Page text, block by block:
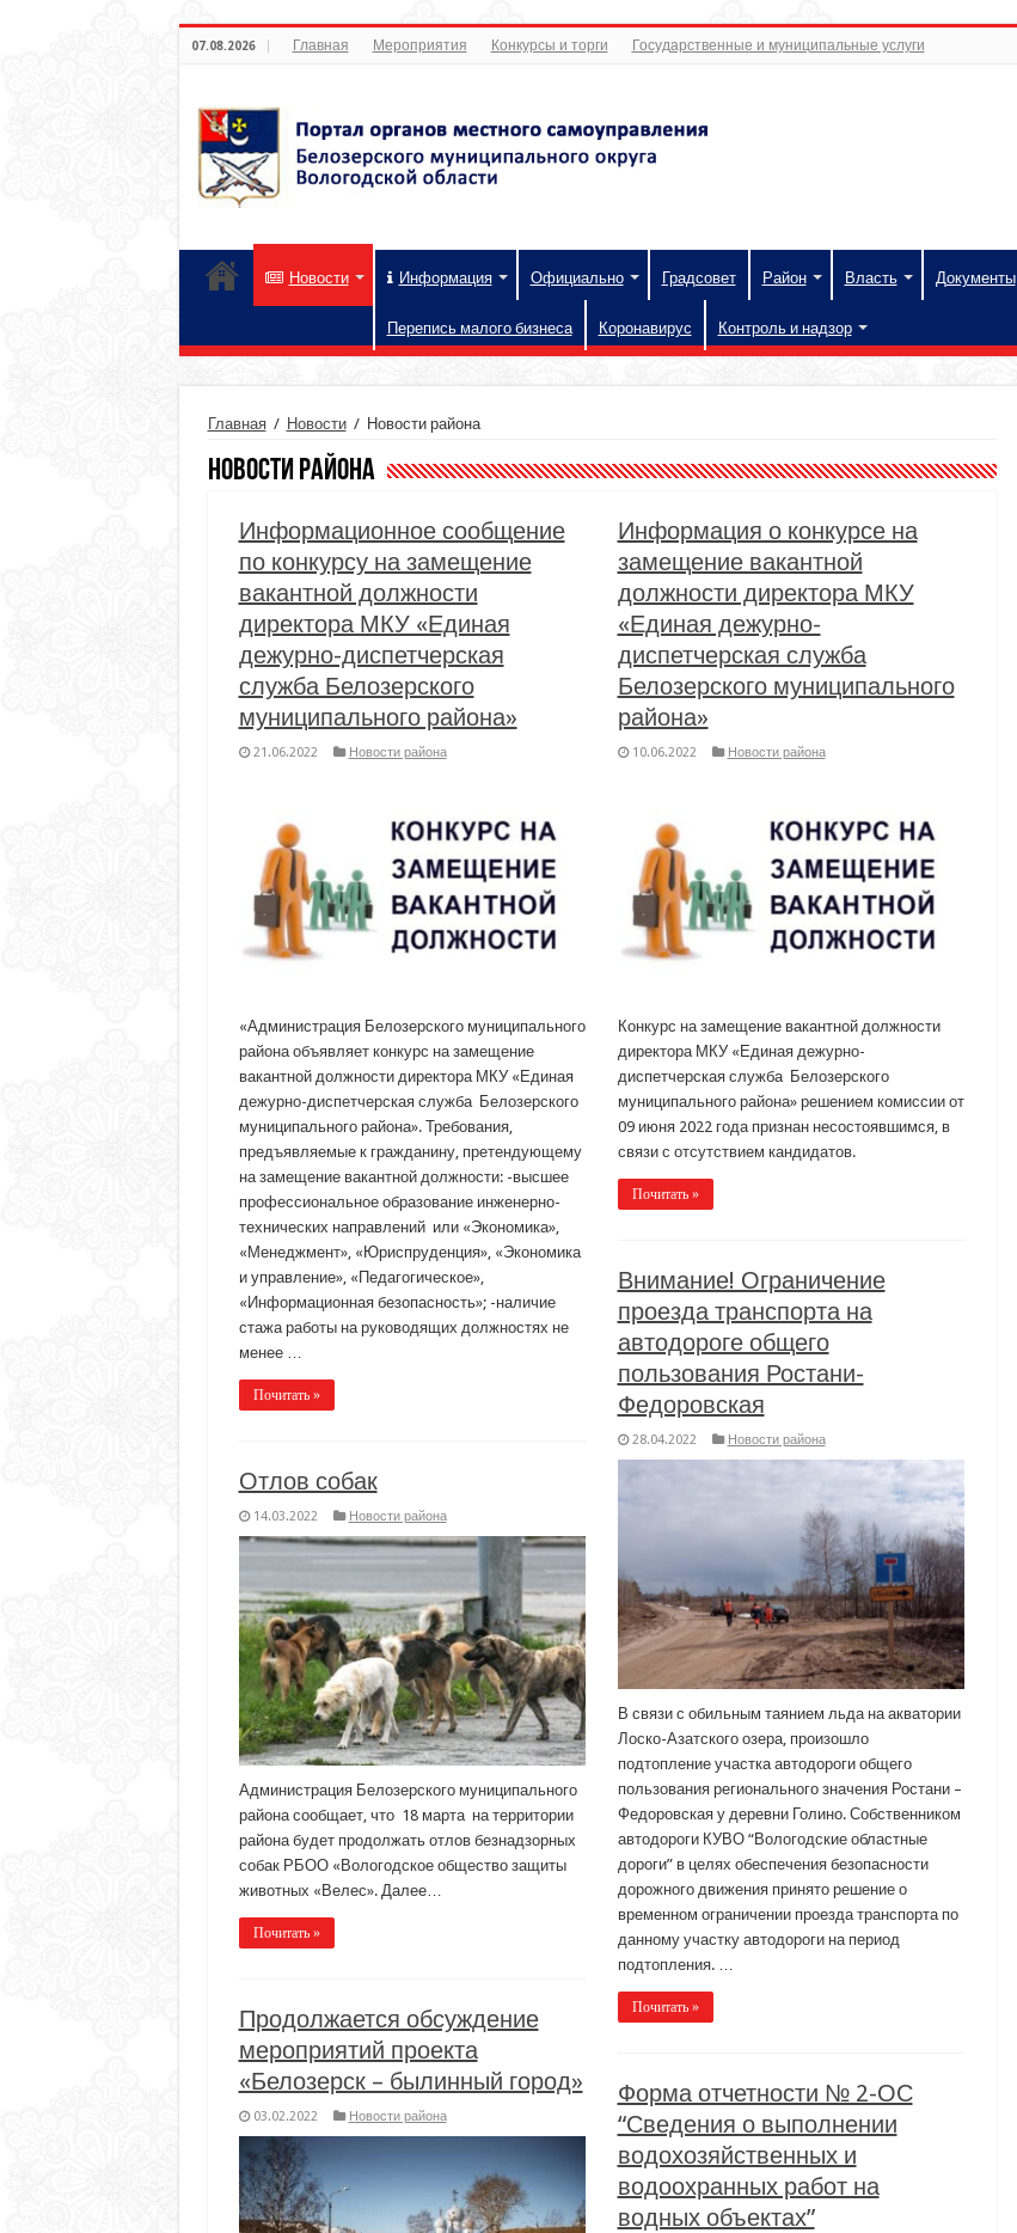
07.08.2026 Главная Мероприятия Конкурсы и торги Государственные и муниципальные услуги
Новости Информация Официально Градсовет Район Власть Документы
Перепись малого бизнеса Коронавирус Контроль и надзор
Главная / Новости / Новости района
Новости района
Информационное сообщение
по конкурсу на замещение
вакантной должности
директора МКУ «Единая
дежурно-диспетчерская
служба Белозерского
муниципального района»
21.06.2022 Новости района
«Администрация Белозерского муниципального
района объявляет конкурс на замещение
вакантной должности директора МКУ «Единая
дежурно-диспетчерская служба Белозерского
муниципального района». Требования,
предъявляемые к гражданину, претендующему
на замещение вакантной должности: -высшее
профессиональное образование инженерно-
технических направлений или «Экономика»,
«Менеджмент», «Юриспруденция», «Экономика
и управление», «Педагогическое»,
«Информационная безопасность»; -наличие
стажа работы на руководящих должностях не
менее …
Почитать »
Информация о конкурсе на
замещение вакантной
должности директора МКУ
«Единая дежурно-
диспетчерская служба
Белозерского муниципального
района»
10.06.2022 Новости района
Конкурс на замещение вакантной должности
директора МКУ «Единая дежурно-
диспетчерская служба Белозерского
муниципального района» решением комиссии от
09 июня 2022 года признан несостоявшимся, в
связи с отсутствием кандидатов.
Почитать »
Внимание! Ограничение
проезда транспорта на
автодороге общего
пользования Ростани-
Федоровская
28.04.2022 Новости района
В связи с обильным таянием льда на акватории
Лоско-Азатского озера, произошло
подтопление участка автодороги общего
пользования регионального значения Ростани –
Федоровская у деревни Голино. Собственником
автодороги КУВО “Вологодские областные
дороги” в целях обеспечения безопасности
дорожного движения принято решение о
временном ограничении проезда транспорта по
данному участку автодороги на период
подтопления. …
Почитать »
Отлов собак
14.03.2022 Новости района
Администрация Белозерского муниципального
района сообщает, что 18 марта на территории
района будет продолжать отлов безнадзорных
собак РБОО «Вологодское общество защиты
животных «Велес». Далее…
Почитать »
Продолжается обсуждение
мероприятий проекта
«Белозерск – былинный город»
03.02.2022 Новости района
Форма отчетности № 2-ОС
“Сведения о выполнении
водохозяйственных и
водоохранных работ на
водных объектах”